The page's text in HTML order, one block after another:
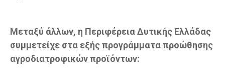
Μεταξύ άλλων, η Περιφέρεια Δυτικής Ελλάδας
συμμετείχε στα εξής προγράμματα προώθησης
αγροδιατροφικών προϊόντων: